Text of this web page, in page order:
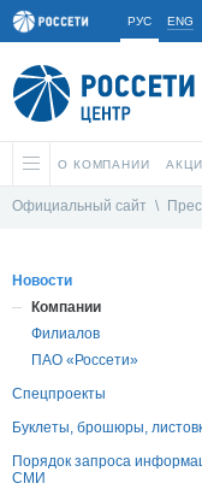
РУС ENG
О КОМПАНИИ
Официальный сайт \
Новости
Компании
Филиалов
ПАО «Россети»
Спецпроекты
Буклеты, брошюры,
Порядок запроса
СМИ